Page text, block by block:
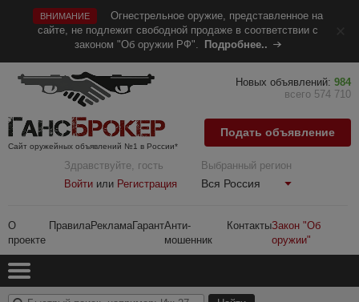
ВНИМАНИЕ
Огнестрельное оружие, представленное на
сайте, не подлежит свободной продаже в соответствии с
законом "Об оружии РФ".
Подробнее..
Сайт оружейных объявлений №1 в России*
Здравствуйте, гость
Войти или Регистрация
Выбранный регион
Вся Россия
О
проекте
ПравилаРекламаГарантАнти-
мошенник
КонтактыЗакон "Об
оружии"
Новых объявлений: 984
всего 574 710
Подать объявление